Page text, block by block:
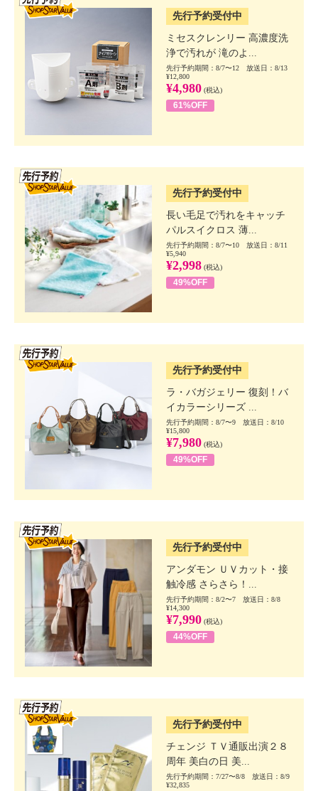
先行予約受付中
ミセスクレンリー 高濃度洗
浄で汚れが 滝のよ...
先行予約期間：8/7〜12 放送日：8/13
¥12,800
¥4,980 (税込)
61%OFF
先行予約受付中
長い毛足で汚れをキャッチ
パルスイクロス 薄...
先行予約期間：8/7〜10 放送日：8/11
¥5,940
¥2,998 (税込)
49%OFF
先行予約受付中
ラ・バガジェリー 復刻！バ
イカラーシリーズ ...
先行予約期間：8/7〜9 放送日：8/10
¥15,800
¥7,980 (税込)
49%OFF
先行予約受付中
アンダモン ＵＶカット・接
触冷感 さらさら！...
先行予約期間：8/2〜7 放送日：8/8
¥14,300
¥7,990 (税込)
44%OFF
先行予約受付中
チェンジ ＴＶ通販出演２８
周年 美白の日 美...
先行予約期間：7/27〜8/8 放送日：8/9
¥32,835